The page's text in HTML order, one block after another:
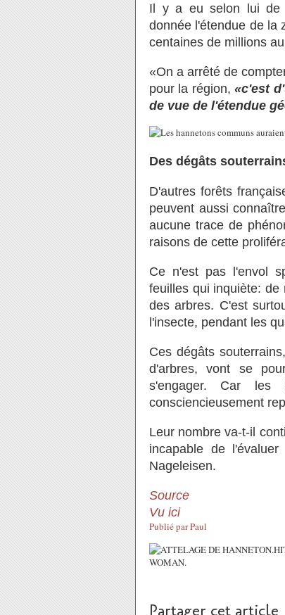
Il y a eu selon lui de
donnée l'étendue de la
centaines de millions
«On a arrêté de
pour la région,«c'est
de vue de l'étendue
Des dégâts
D'autres forêts
peuvent aussi
aucune trace de
raisons de cette
Ce n'est pas l'envol
feuilles qui inquiète:
des arbres. C'est
l'insecte, pendant les
Ces dégâts
d'arbres, vont se
s'engager. Car les
consciencieusement
Leur nombre va-t-il
incapable de
Nageleisen.
Source
Vu ici
Publié parPaul
Partager cet article